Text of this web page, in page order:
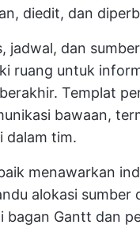
diedit, dan
jadwal, dan
ruang untuk
Templat
bawaan,
dalam tim.
menawarkan
alokasi sumber
bagan Gantt dan